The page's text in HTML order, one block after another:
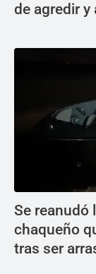
de agredir y
Se reanudó
chaqueño
tras ser